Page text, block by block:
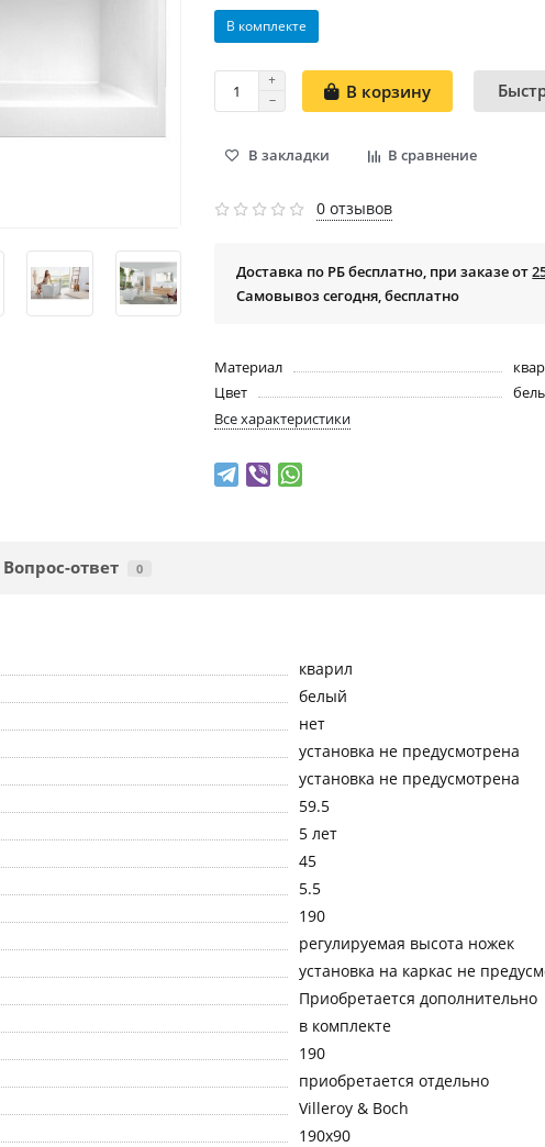
В комплекте
В корзину
В закладки В сравнение
0 отзывов
Доставка по РБ бесплатно, при заказе от
Самовывоз сегодня, бесплатно
Материал
Цвет
Все характеристики
Вопрос-ответ 0
кварил
белый
нет
установка не предусмотрена
установка не предусмотрена
59.5
5 лет
45
5.5
190
регулируемая высота ножек
установка на каркас не
Приобретается дополнительно
в комплекте
190
приобретается отдельно
Villeroy & Boch
190x90